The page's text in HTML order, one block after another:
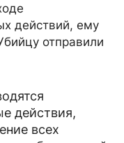
действий, ему
отправили
действия,
всех